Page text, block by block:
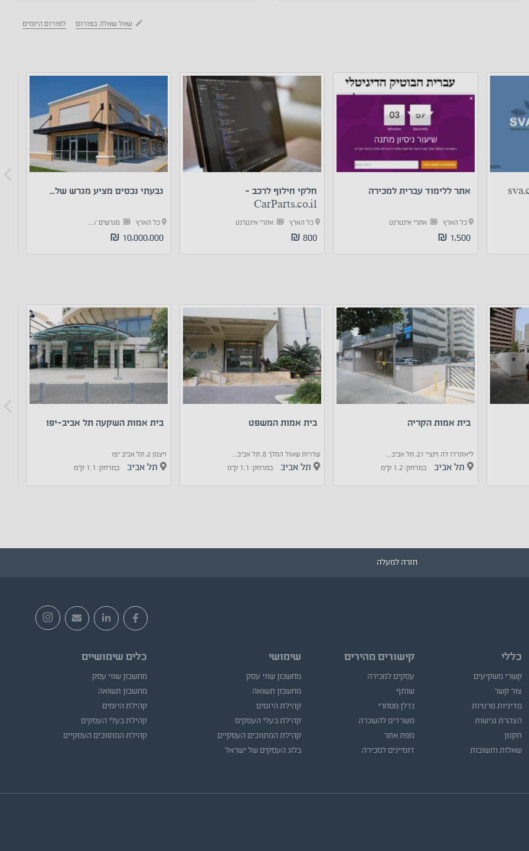
שאל שאלה בפורום לפורום היזמים
אתר ללימוד עברית למכירה
כל הארץ אתרי אינטרנט
1,500 ₪
חלקי חילוף לרכב -
CarParts.co.il
כל הארץ אתרי אינטרנט
800 ₪
גבעתי נכסים מציע מגרש של...
כל הארץ מגרשים /...
10,000,000 ₪
בית אמות הקריה
ליאונרדו דה וינצ'י 21, תל אביב...
תל אביב במרחק: 1.2 ק"מ
בית אמות המשפט
שדרות שאול המלך 8, תל אביב...
תל אביב במרחק: 1.1 ק"מ
בית אמות השקעה תל אביב-יפו
ויצמן‬ 2, תל אביב יפו
תל אביב במרחק: 1.1 ק"מ
חזרה למעלה
כללי
קשרי משקיעים
צור קשר
מדיניות פרטיות
הצהרת נגישות
תקנון
שאלות ותשובות
קישורים מהירים
עסקים למכירה
שותף
נדלן מסחרי
משרדים להשכרה
מפת אתר
דומיינים למכירה
שימושי
מחשבון שווי עסק
מחשבון תשואה
קהילת היזמים
קהילת בעלי העסקים
קהילת המתווכים העסקיים
בלוג העסקים של ישראל
כלים שימושיים
מחשבון שווי עסק
מחשבון תשואה
קהילת היזמים
קהילת בעלי העסקים
קהילת המתווכים העסקיים